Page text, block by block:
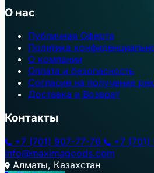
О нас
Публичная Оферта
Политика
О компании
Оплата и безопасность
Согласие на получение
Доставка и Возврат
Контакты
+7 (701) 907-77-76
+7
info@maximagoods.com
Алматы, Казахстан